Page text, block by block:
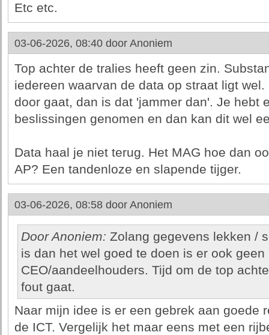
Etc etc.
03-06-2026, 08:40 door Anoniem
Top achter de tralies heeft geen zin.
iedereen waarvan de data op straat ligt
door gaat, dan is dat 'jammer dan'. Je hebt
beslissingen genomen en dan kan dit wel
Data haal je niet terug. Het MAG hoe dan
AP? Een tandenloze en slapende tijger.
03-06-2026, 08:58 door Anoniem
Door Anoniem: Zolang gegevens lekken /
is dan het wel goed te doen is er ook
CEO/aandeelhouders. Tijd om de top
fout gaat.
Naar mijn idee is er een gebrek aan goede
de ICT. Vergelijk het maar eens met een